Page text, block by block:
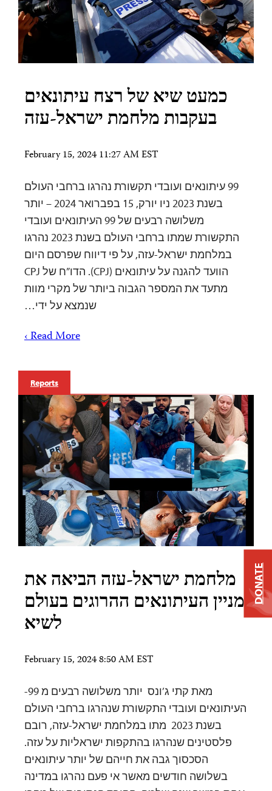
כמעט שיא של רצח עיתונאים
בעקבות מלחמת ישראל-עזה
February 15, 2024 11:27 AM EST
99 עיתונאים ועובדי תקשורת נהרגו ברחבי העולם
בשנת 2023 ניו יורק, 15 בפברואר 2024 – יותר
משלושה רבעים של 99 העיתונאים ועובדי
התקשורת שמתו ברחבי העולם בשנת 2023 נהרגו
במלחמת ישראל-עזה, על פי דיווח שפרסם היום
הוועד להגנה על עיתונאים (CPJ). הדו”ח של CPJ
מתעד את המספר הגבוה ביותר של מקרי מוות
שנמצא על ידי…
Read More ›
Reports
מלחמת ישראל-עזה הביאה את
מניין העיתונאים ההרוגים בעולם
לשיא
February 15, 2024 8:50 AM EST
מאת קתי ג’ונס יותר משלושה רבעים מ 99-
העיתונאים ועובדי התקשורת שנהרגו ברחבי העולם
בשנת 2023 מתו במלחמת ישראל-עזה, רובם
פלסטינים שנהרגו בהתקפות ישראליות על עזה.
הסכסוך גבה את חייהם של יותר עיתונאים
בשלושה חודשים מאשר אי פעם נהרגו במדינה
DONATE